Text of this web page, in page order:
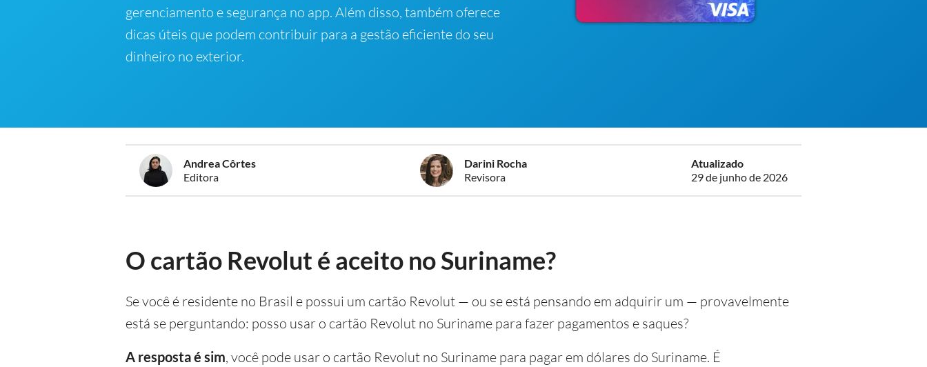
gerenciamento e segurança no app. Além disso, também oferece
dicas úteis que podem contribuir para a gestão eficiente do seu
dinheiro no exterior.
Andrea Côrtes
Editora
Darini Rocha
Revisora
Atualizado
29 de junho de 2026
O cartão Revolut é aceito no Suriname?
Se você é residente no Brasil e possui um cartão Revolut — ou se está pensando em adquirir um — provavelmente
está se perguntando: posso usar o cartão Revolut no Suriname para fazer pagamentos e saques?
A resposta é sim, você pode usar o cartão Revolut no Suriname para pagar em dólares do Suriname. É